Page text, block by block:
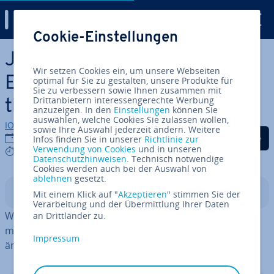
Zum Haupt­in­halt springen
Ja­va­Script im Internet
Explorer ak­ti­vie­ren: So funk­
tio­niert es
IONOS Redaktion
06.12.2023
3 mins
Auf Facebook teilen
Auf Twitter teilen
Auf LinkedIn
In­halts­ver­zeich­nis
Wenn Sie Ja­va­Script für den Internet Explorer ak­ti­vie­ren
möchten, rufen Sie dafür die In­ter­net­op­tio­nen auf und
ändern die ent­spre­chen­den Si­cher­heits­ein­stel­lun­gen.
Cookie-Einstellungen
Wir setzen Cookies ein, um unsere Webseiten
optimal für Sie zu gestalten, unsere Produkte für
Sie zu verbessern sowie Ihnen zusammen mit
Drittanbietern interessengerechte Werbung
anzuzeigen. In den Einstellungen können Sie
auswählen, welche Cookies Sie zulassen wollen,
sowie Ihre Auswahl jederzeit ändern. Weitere
Infos finden Sie in unserer Richtlinie zur
Verwendung von Cookies und in unseren
Datenschutzhinweisen. Technisch notwendige
Cookies werden auch bei der Auswahl von
ablehnen gesetzt.
Mit einem Klick auf "Akzeptieren" stimmen Sie der
Verarbeitung und der Übermittlung Ihrer Daten
an Drittländer zu.
Impressum